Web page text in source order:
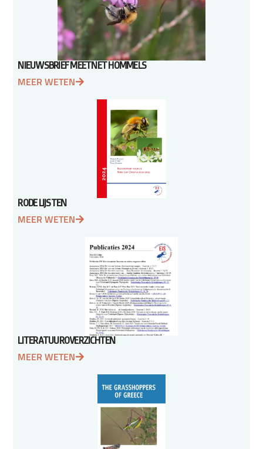
NIEUWSBRIEF MEETNET HOMMELS
MEER WETEN
RODE LIJSTEN
MEER WETEN
LITERATUUROVERZICHTEN
MEER WETEN